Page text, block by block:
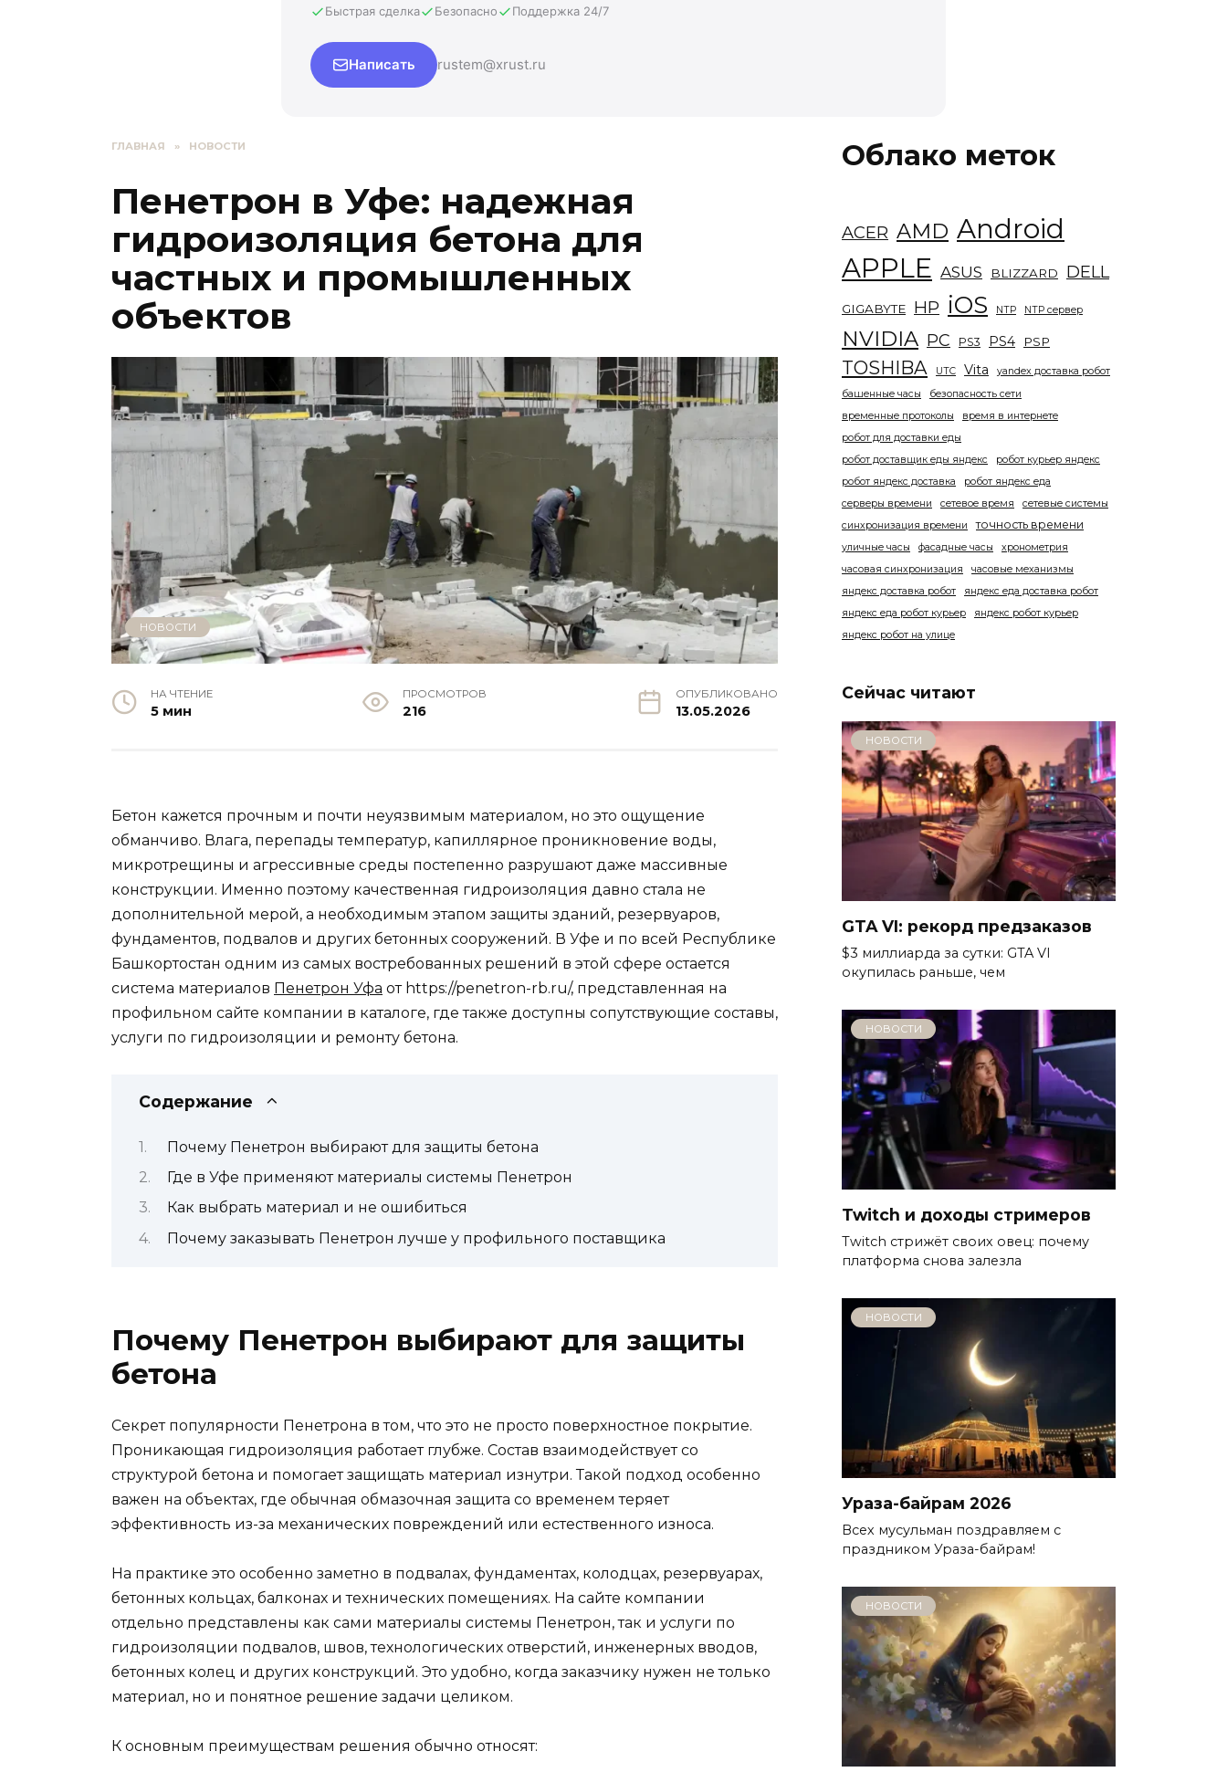
Быстрая сделка Безопасно Поддержка 24/7
Написать rustem@xrust.ru
ГЛАВНАЯ » НОВОСТИ
Пенетрон в Уфе: надежная
гидроизоляция бетона для
частных и промышленных
объектов
НОВОСТИ
НА ЧТЕНИЕ
5 мин
ПРОСМОТРОВ
216
ОПУБЛИКОВАНО
13.05.2026
Бетон кажется прочным и почти неуязвимым материалом, но это ощущение
обманчиво. Влага, перепады температур, капиллярное проникновение воды,
микротрещины и агрессивные среды постепенно разрушают даже массивные
конструкции. Именно поэтому качественная гидроизоляция давно стала не
дополнительной мерой, а необходимым этапом защиты зданий, резервуаров,
фундаментов, подвалов и других бетонных сооружений. В Уфе и по всей Республике
Башкортостан одним из самых востребованных решений в этой сфере остается
система материалов Пенетрон Уфа от https://penetron-rb.ru/, представленная на
профильном сайте компании в каталоге, где также доступны сопутствующие составы,
услуги по гидроизоляции и ремонту бетона.
Содержание
Почему Пенетрон выбирают для защиты бетона
Где в Уфе применяют материалы системы Пенетрон
Как выбрать материал и не ошибиться
Почему заказывать Пенетрон лучше у профильного поставщика
Почему Пенетрон выбирают для защиты
бетона
Секрет популярности Пенетрона в том, что это не просто поверхностное покрытие.
Проникающая гидроизоляция работает глубже. Состав взаимодействует со
структурой бетона и помогает защищать материал изнутри. Такой подход особенно
важен на объектах, где обычная обмазочная защита со временем теряет
эффективность из-за механических повреждений или естественного износа.
На практике это особенно заметно в подвалах, фундаментах, колодцах, резервуарах,
бетонных кольцах, балконах и технических помещениях. На сайте компании
отдельно представлены как сами материалы системы Пенетрон, так и услуги по
гидроизоляции подвалов, швов, технологических отверстий, инженерных вводов,
бетонных колец и других конструкций. Это удобно, когда заказчику нужен не только
материал, но и понятное решение задачи целиком.
К основным преимуществам решения обычно относят:
Облако меток
ACER AMD Android
APPLE ASUS BLIZZARD DELL
GIGABYTE HP iOS NTP NTP сервер
NVIDIA PC PS3 PS4 PSP
TOSHIBA UTC Vita
yandex доставка робот
башенные часы
безопасность сети
временные протоколы
время в интернете
робот для доставки еды
робот доставщик еды яндекс
робот курьер яндекс
робот яндекс доставка
робот яндекс еда
серверы времени
сетевое время
сетевые системы
синхронизация времени
точность времени
уличные часы фасадные часы
хронометрия
часовая синхронизация
часовые механизмы
яндекс доставка робот
яндекс еда доставка робот
яндекс еда робот курьер
яндекс робот курьер
яндекс робот на улице
Сейчас читают
НОВОСТИ
GTA VI: рекорд предзаказов
$3 миллиарда за сутки: GTA VI
окупилась раньше, чем
НОВОСТИ
Twitch и доходы стримеров
Twitch стрижёт своих овец: почему
платформа снова залезла
НОВОСТИ
Ураза-байрам 2026
Всех мусульман поздравляем с
праздником Ураза-байрам!
НОВОСТИ